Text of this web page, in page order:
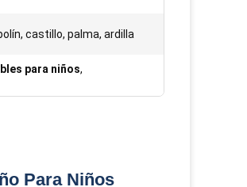
castillo, palma, ardilla
para niños,
Para Niños